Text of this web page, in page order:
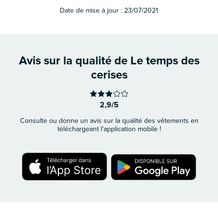
Date de mise à jour : 23/07/2021
Avis sur la qualité de Le temps des
cerises
2,9/5
Consulte ou donne un avis sur la qualité des vêtements en
téléchargeant l'application mobile !